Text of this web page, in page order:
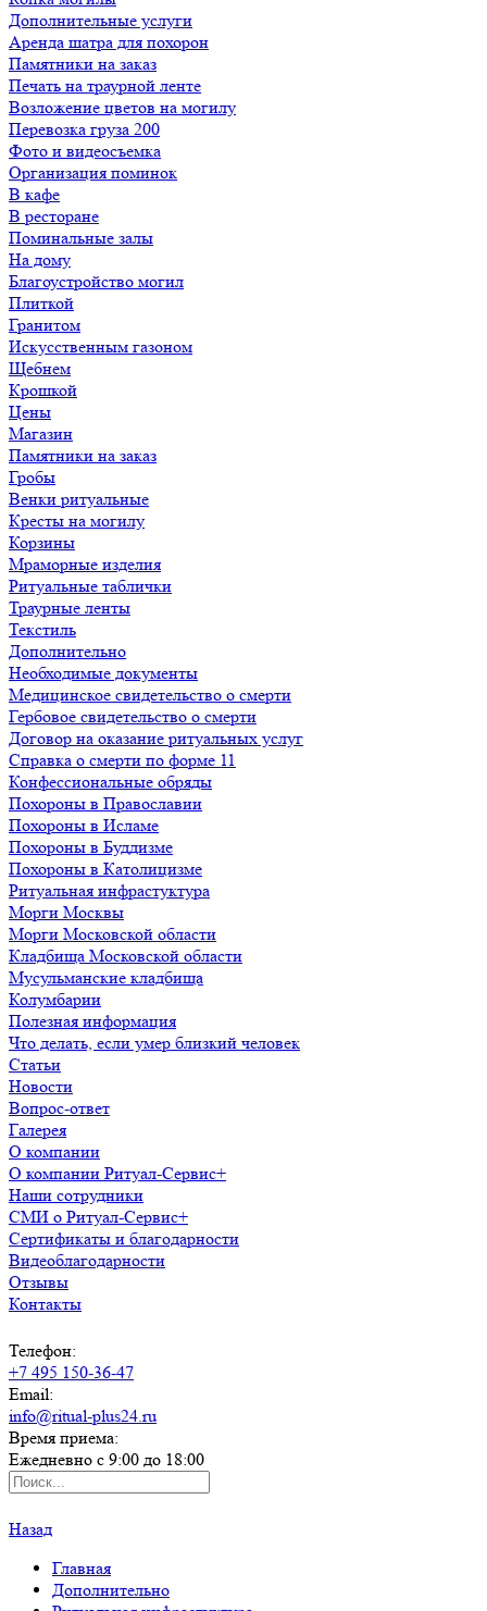
Дополнительные услуги
Аренда шатра для похорон
Памятники на заказ
Печать на траурной ленте
Возложение цветов на могилу
Перевозка груза 200
Фото и видеосъемка
Организация поминок
В кафе
В ресторане
Поминальные залы
На дому
Благоустройство могил
Плиткой
Гранитом
Искусственным газоном
Щебнем
Крошкой
Цены
Магазин
Памятники на заказ
Гробы
Венки ритуальные
Кресты на могилу
Корзины
Мраморные изделия
Ритуальные таблички
Траурные ленты
Текстиль
Дополнительно
Необходимые документы
Медицинское свидетельство о смерти
Гербовое свидетельство о смерти
Договор на оказание ритуальных услуг
Справка о смерти по форме 11
Конфессиональные обряды
Похороны в Православии
Похороны в Исламе
Похороны в Буддизме
Похороны в Католицизме
Ритуальная инфрастуктура
Морги Москвы
Морги Московской области
Кладбища Московской области
Мусульманские кладбища
Колумбарии
Полезная информация
Что делать, если умер близкий человек
Статьи
Новости
Вопрос-ответ
Галерея
О компании
О компании Ритуал-Сервис+
Наши сотрудники
СМИ о Ритуал-Сервис+
Сертификаты и благодарности
Видеоблагодарности
Отзывы
Контакты
Телефон:
+7 495 150-36-47
Email:
info@ritual-plus24.ru
Время приема:
Ежедневно с 9:00 до 18:00
Назад
Главная
Дополнительно